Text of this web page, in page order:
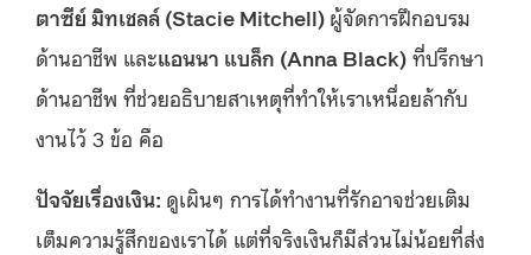
ตาซีย์ มิทเชลล์ (Stacie Mitchell) ผู้จัดการฝึกอบรม
ด้านอาชีพ และแอนนา แบล็ก (Anna Black) ที่ปรึกษา
ด้านอาชีพ ที่ช่วยอธิบายสาเหตุที่ทำให้เราเหนื่อยล้ากับ
งานไว้ 3 ข้อ คือ
ปัจจัยเรื่องเงิน: ดูเผินๆ การได้ทำงานที่รักอาจช่วยเติม
เต็มความรู้สึกของเราได้ แต่ที่จริงเงินก็มีส่วนไม่น้อยที่ส่ง